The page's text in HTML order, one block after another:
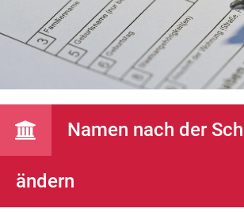
Namen nach der
ändern